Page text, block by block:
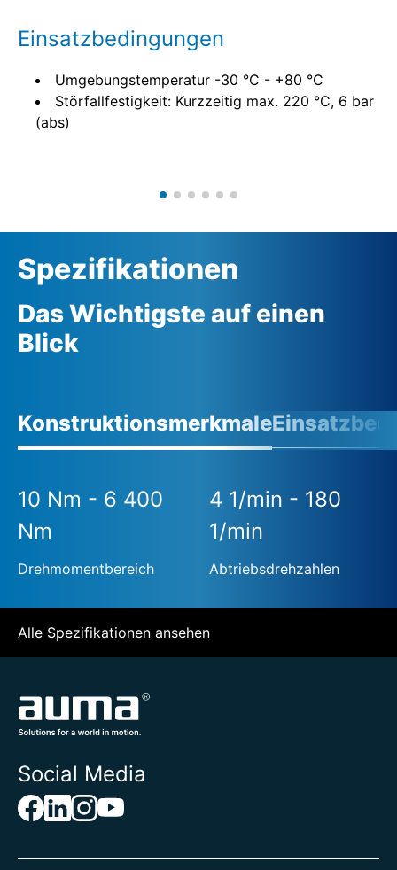
Einsatzbedingungen
Umgebungstemperatur -30 °C - +80 °C
Störfallfestigkeit: Kurzzeitig max. 220 °C, 6 bar
(abs)
Spezifikationen
Das Wichtigste auf einen
Blick
Konstruktionsmerkmale
10 Nm - 6 400
Nm
Drehmomentbereich
4 1/min - 180
1/min
Abtriebsdrehzahlen
Alle Spezifikationen ansehen
Social Media